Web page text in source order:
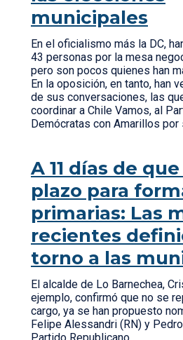
municipales
En el oficialismo más la DC,
43 personas por la mesa
pero son pocos quienes han
En la oposición, en tanto, han
de sus conversaciones, las
coordinar a Chile Vamos, al
Demócratas con Amarillos por
A 11 días de
plazo para
primarias: Las
recientes
torno a las
El alcalde de Lo Barnechea,
ejemplo, confirmó que no se
cargo, ya se han propuesto
Felipe Alessandri (RN) y